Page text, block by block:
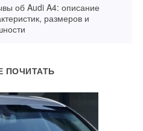
об Audi A4: описание
размеров и
ПОЧИТАТЬ